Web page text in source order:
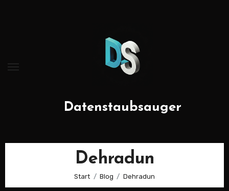
Datenstaubsauger
Dehradun
Start Blog Dehradun